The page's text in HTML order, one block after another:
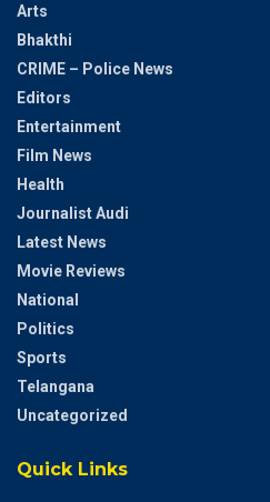
Arts
Bhakthi
CRIME – Police News
Editors
Entertainment
Film News
Health
Journalist Audi
Latest News
Movie Reviews
National
Politics
Sports
Telangana
Uncategorized
Quick Links